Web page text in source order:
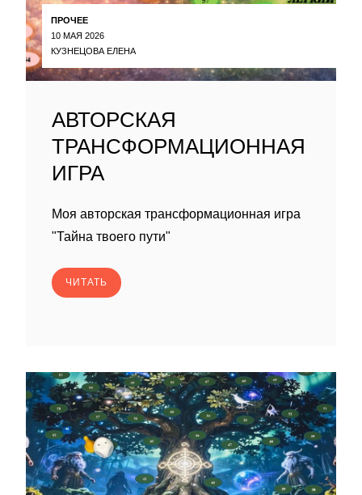
ПРОЧЕЕ
10 МАЯ 2026
КУЗНЕЦОВА ЕЛЕНА
АВТОРСКАЯ
ТРАНСФОРМАЦИОННАЯ
ИГРА
Моя авторская трансформационная игра
"Тайна твоего пути"
ЧИТАТЬ